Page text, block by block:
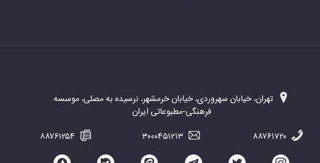
تهران، خیابان سهروردی، خیابان خرمشهر، نرسیده به مصلی، موسسه
فرهنگی-مطبوعاتی ایران